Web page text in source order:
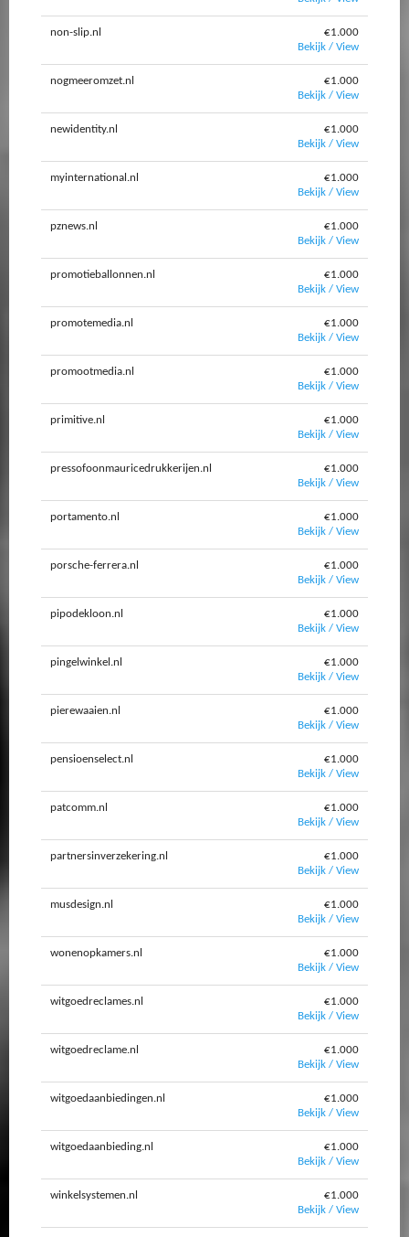
non-slip.nl
€1.000
Bekijk / View
nogmeeromzet.nl
€1.000
Bekijk / View
newidentity.nl
€1.000
Bekijk / View
myinternational.nl
€1.000
Bekijk / View
pznews.nl
€1.000
Bekijk / View
promotieballonnen.nl
€1.000
Bekijk / View
promotemedia.nl
€1.000
Bekijk / View
promootmedia.nl
€1.000
Bekijk / View
primitive.nl
€1.000
Bekijk / View
pressofoonmauricedrukkerijen.nl
€1.000
Bekijk / View
portamento.nl
€1.000
Bekijk / View
porsche-ferrera.nl
€1.000
Bekijk / View
pipodekloon.nl
€1.000
Bekijk / View
pingelwinkel.nl
€1.000
Bekijk / View
pierewaaien.nl
€1.000
Bekijk / View
pensioenselect.nl
€1.000
Bekijk / View
patcomm.nl
€1.000
Bekijk / View
partnersinverzekering.nl
€1.000
Bekijk / View
musdesign.nl
€1.000
Bekijk / View
wonenopkamers.nl
€1.000
Bekijk / View
witgoedreclames.nl
€1.000
Bekijk / View
witgoedreclame.nl
€1.000
Bekijk / View
witgoedaanbiedingen.nl
€1.000
Bekijk / View
witgoedaanbieding.nl
€1.000
Bekijk / View
winkelsystemen.nl
€1.000
Bekijk / View